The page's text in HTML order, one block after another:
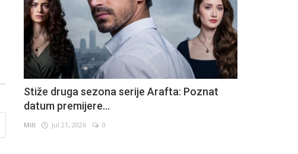
Stiže druga sezona serije Arafta: Poznat
datum premijere...
Milt Jul 21, 2026 0